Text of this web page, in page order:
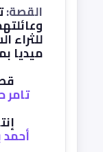
القصة:
للثراء
ميديا